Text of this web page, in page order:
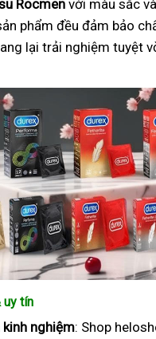
Rocmen với màu sắc
phẩm đều đảm bảo
lại trải nghiệm tuyệt
uy tín
kinh nghiệm: Shop